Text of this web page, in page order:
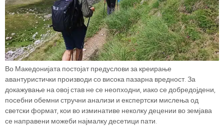
Во Македонијата постојат предуслови за креирање
авантуристички производи со висока пазарна вредност. За
докажување на овој став не се неопходни, иако се добредојдени,
посебни обемни стручни анализи и експертски мислења од
светски формат, кои во изминативе неколку децении во земјава
се направени можеби најмалку десетици пати.